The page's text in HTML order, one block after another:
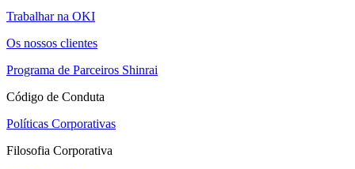
Trabalhar na OKI
Os nossos clientes
Programa de Parceiros Shinrai
Código de Conduta
Políticas Corporativas
Filosofia Corporativa